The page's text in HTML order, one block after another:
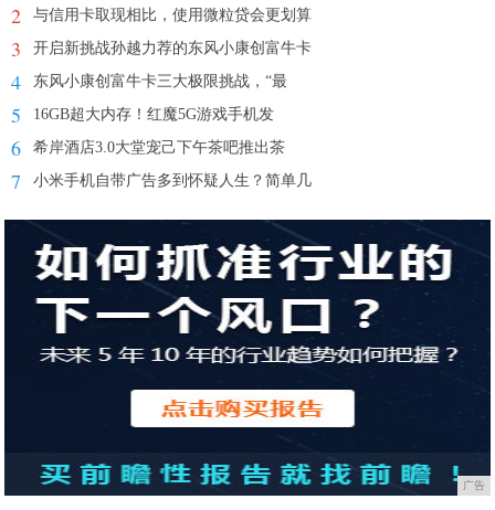
2 与信用卡取现相比，使用微粒贷会更划算
3 开启新挑战孙越力荐的东风小康创富牛卡
4 东风小康创富牛卡三大极限挑战，“最
5 16GB超大内存！红魔5G游戏手机发
6 希岸酒店3.0大堂宠己下午茶吧推出茶
7 小米手机自带广告多到怀疑人生？简单几
广告